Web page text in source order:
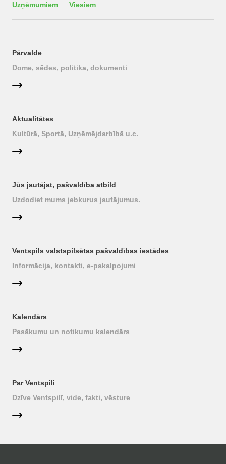
Uzņēmumiem Viesiem
Pārvalde
Dome, sēdes, politika, dokumenti
Aktualitātes
Kultūrā, Sportā, Uzņēmējdarbībā u.c.
Jūs jautājat, pašvaldība atbild
Uzdodiet mums jebkurus jautājumus.
Ventspils valstspilsētas pašvaldības iestādes
Informācija, kontakti, e-pakalpojumi
Kalendārs
Pasākumu un notikumu kalendārs
Par Ventspili
Dzīve Ventspilī, vide, fakti, vēsture